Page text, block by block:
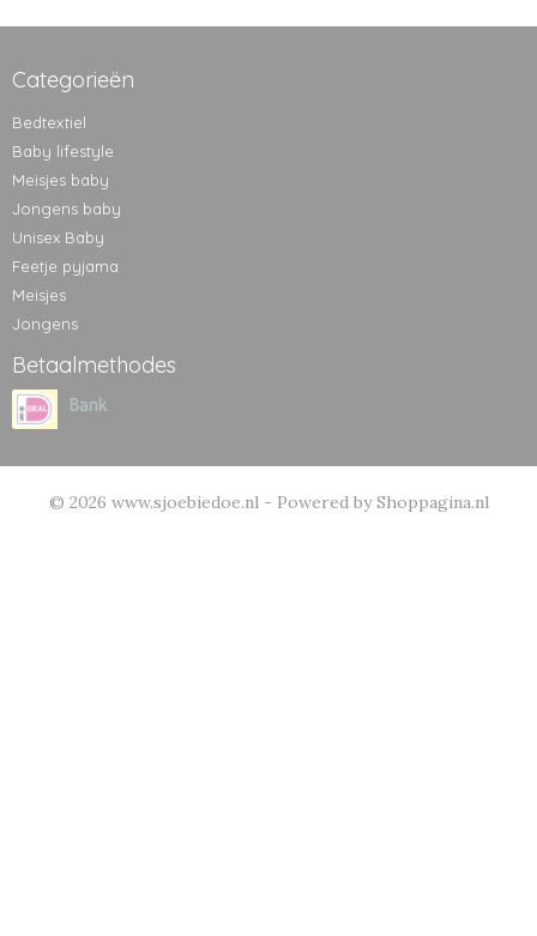
Categorieën
Bedtextiel
Baby lifestyle
Meisjes baby
Jongens baby
Unisex Baby
Feetje pyjama
Meisjes
Jongens
Betaalmethodes
© 2026 www.sjoebiedoe.nl - Powered by Shoppagina.nl